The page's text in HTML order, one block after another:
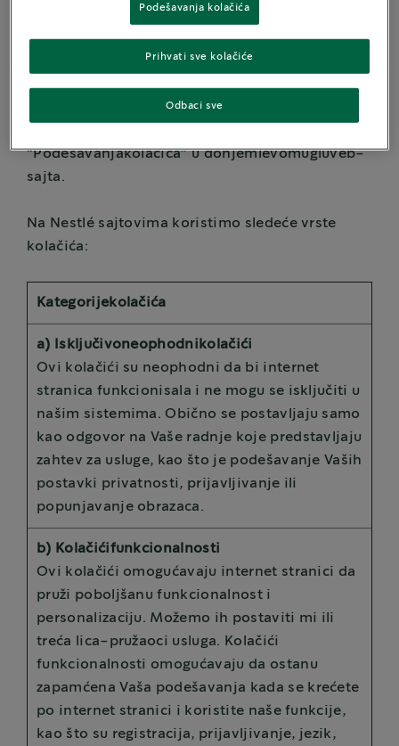
2. Koje se vrstekolačićakoristenaNestlé
Možete da vidite koji se
“Podešavanjakolačića” u donjemlevomugluveb-
sajta.
Na Nestlé sajtovima koristimo sledeće vrste
kolačića:
Kategorijekolačića
a) Isključivoneophodnikolačići
Ovi kolačići su neophodni da bi internet
stranica funkcionisala i ne mogu se isključiti u
našim sistemima. Obično se postavljaju samo
kao odgovor na Vaše radnje koje predstavljaju
zahtev za usluge, kao što je podešavanje Vaših
postavki privatnosti, prijavljivanje ili
popunjavanje obrazaca.
b) Kolačićifunkcionalnosti
Ovi kolačići omogućavaju internet stranici da
pruži poboljšanu funkcionalnost i
personalizaciju. Možemo ih postaviti mi ili
treća lica-pružaoci usluga. Kolačići
funkcionalnosti omogućavaju da ostanu
zapamćena Vaša podešavanja kada se krećete
po internet stranici i koristite naše funkcije,
kao što su registracija, prijavljivanje, jezik,
Podešavanja kolačića
Odbaci sve
Prihvati sve kolačiće